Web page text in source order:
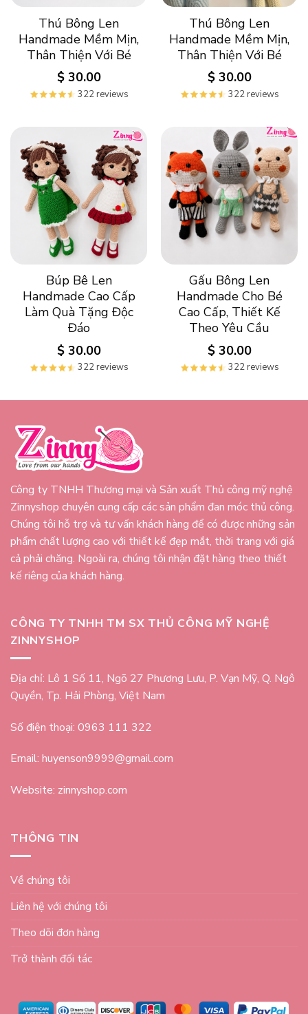
Thú Bông Len
Handmade Mềm Mịn,
Thân Thiện Với Bé
$30.00
322 reviews
Thú Bông Len
Handmade Mềm Mịn,
Thân Thiện Với Bé
$30.00
322 reviews
Búp Bê Len
Handmade Cao Cấp
Làm Quà Tặng Độc
Đáo
$30.00
322 reviews
Gấu Bông Len
Handmade Cho Bé
Cao Cấp, Thiết Kế
Theo Yêu Cầu
$30.00
322 reviews
Công ty TNHH Thương mại và Sản xuất Thủ công mỹ nghệ
Zinnyshop chuyên cung cấp các sản phẩm đan móc thủ công.
Chúng tôi hỗ trợ và tư vấn khách hàng để có được những sản
phẩm chất lượng cao với thiết kế đẹp mắt, thời trang với giá
cả phải chăng. Ngoài ra, chúng tôi nhận đặt hàng theo thiết
kế riêng của khách hàng.
CÔNG TY TNHH TM SX THỦ CÔNG MỸ NGHỆ
ZINNYSHOP
Địa chỉ: Lô 1 Số 11, Ngõ 27 Phương Lưu, P. Vạn Mỹ, Q. Ngô
Quyền, Tp. Hải Phòng, Việt Nam
Số điện thoại: 0963 111 322
Email: huyenson9999@gmail.com
Website: zinnyshop.com
THÔNG TIN
Về chúng tôi
Liên hệ với chúng tôi
Theo dõi đơn hàng
Trở thành đối tác